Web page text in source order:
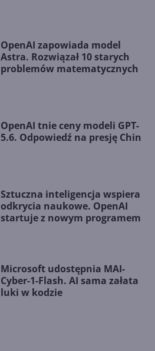
OpenAI zapowiada model
Astra. Rozwiązał 10 starych
problemów matematycznych
OpenAI tnie ceny modeli GPT-
5.6. Odpowiedź na presję Chin
Sztuczna inteligencja wspiera
odkrycia naukowe. OpenAI
startuje z nowym programem
Microsoft udostępnia MAI-
Cyber-1-Flash. AI sama załata
luki w kodzie